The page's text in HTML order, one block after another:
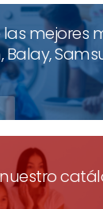
mejores
Balay,